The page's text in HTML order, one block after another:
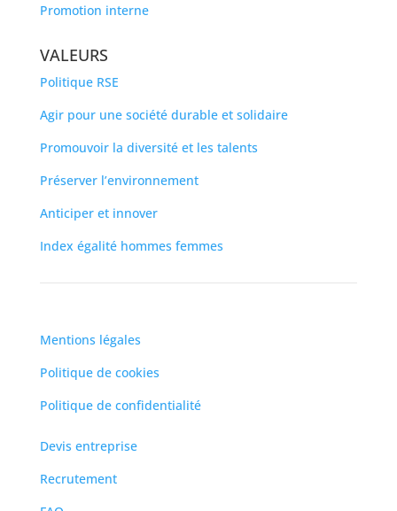
Promotion interne
VALEURS
Politique RSE
Agir pour une société durable et solidaire
Promouvoir la diversité et les talents
Préserver l’environnement
Anticiper et innover
Index égalité hommes femmes
Mentions légales
Politique de cookies
Politique de confidentialité
Devis entreprise
Recrutement